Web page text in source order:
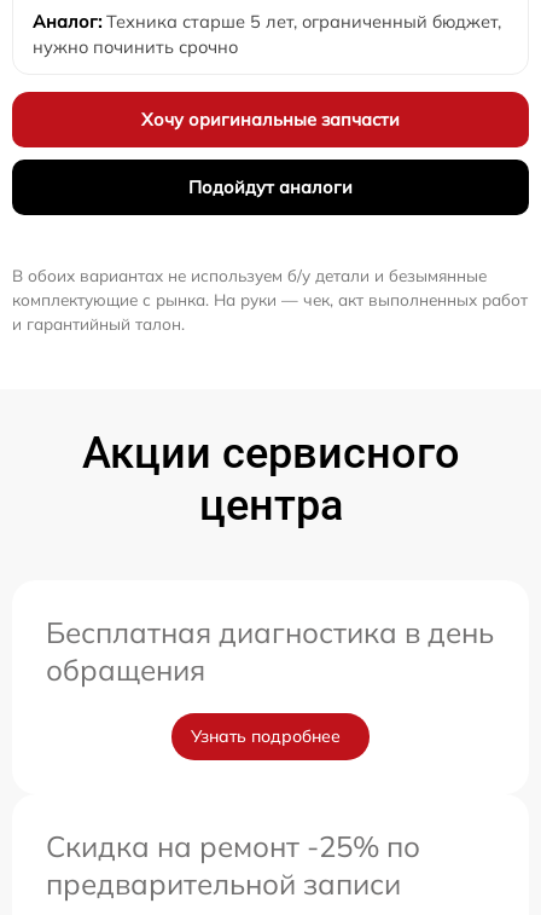
Техника старше 5 лет, ограниченный бюджет,
нужно починить срочно
Хочу оригинальные запчасти
Подойдут аналоги
В обоих вариантах не используем б/у детали и безымянные
комплектующие с рынка. На руки — чек, акт выполненных работ
и гарантийный талон.
Акции сервисного
центра
Бесплатная диагностика в день
обращения
Узнать подробнее
Скидка на ремонт -25% по
предварительной записи